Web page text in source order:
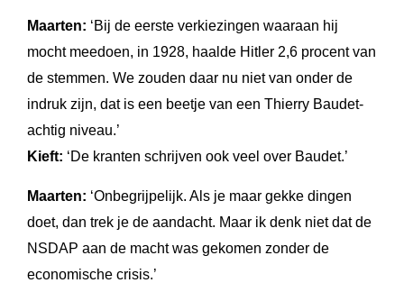
Maarten: ‘Bij de eerste verkiezingen waaraan hij
mocht meedoen, in 1928, haalde Hitler 2,6 procent van
de stemmen. We zouden daar nu niet van onder de
indruk zijn, dat is een beetje van een Thierry Baudet-
achtig niveau.’
Kieft: ‘De kranten schrijven ook veel over Baudet.’
Maarten: ‘Onbegrijpelijk. Als je maar gekke dingen
doet, dan trek je de aandacht. Maar ik denk niet dat de
NSDAP aan de macht was gekomen zonder de
economische crisis.’